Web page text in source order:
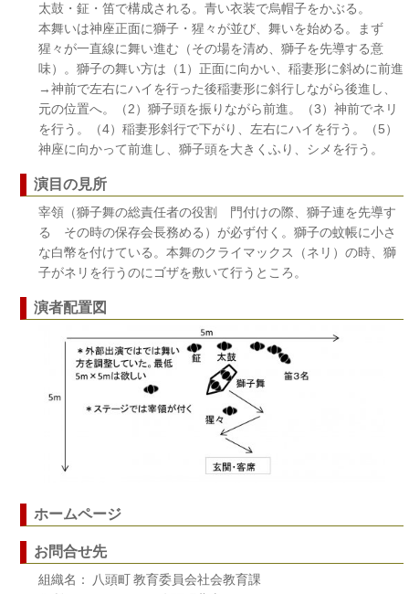
太鼓・鉦・笛で構成される。青い衣装で烏帽子をかぶる。
本舞いは神座正面に獅子・猩々が並び、舞いを始める。まず
猩々が一直線に舞い進む（その場を清め、獅子を先導する意
味）。獅子の舞い方は（1）正面に向かい、稲妻形に斜めに前進
→神前で左右にハイを行った後稲妻形に斜行しながら後進し、
元の位置へ。（2）獅子頭を振りながら前進。（3）神前でネリ
を行う。（4）稲妻形斜行で下がり、左右にハイを行う。（5）
神座に向かって前進し、獅子頭を大きくふり、シメを行う。
演目の見所
宰領（獅子舞の総責任者の役割 門付けの際、獅子連を先導す
る その時の保存会長務める）が必ず付く。獅子の蚊帳に小さ
な白幣を付けている。本舞のクライマックス（ネリ）の時、獅
子がネリを行うのにゴザを敷いて行うところ。
演者配置図
ホームページ
お問合せ先
組織名： 八頭町 教育委員会社会教育課